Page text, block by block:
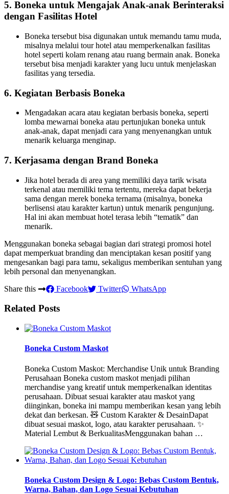
5. Boneka untuk Mengajak Anak-anak Berinteraksi
dengan Fasilitas Hotel
Boneka tersebut bisa digunakan untuk memandu tamu muda,
misalnya melalui tour hotel atau memperkenalkan fasilitas
hotel seperti kolam renang atau ruang bermain anak. Boneka
tersebut bisa menjadi karakter yang lucu untuk menjelaskan
fasilitas yang tersedia.
6. Kegiatan Berbasis Boneka
Mengadakan acara atau kegiatan berbasis boneka, seperti
lomba mewarnai boneka atau pertunjukan boneka untuk
anak-anak, dapat menjadi cara yang menyenangkan untuk
menarik keluarga menginap.
7. Kerjasama dengan Brand Boneka
Jika hotel berada di area yang memiliki daya tarik wisata
terkenal atau memiliki tema tertentu, mereka dapat bekerja
sama dengan merek boneka ternama (misalnya, boneka
berlisensi atau karakter kartun) untuk menarik pengunjung.
Hal ini akan membuat hotel terasa lebih “tematik” dan
menarik.
Menggunakan boneka sebagai bagian dari strategi promosi hotel
dapat memperkuat branding dan menciptakan kesan positif yang
mengesankan bagi para tamu, sekaligus memberikan sentuhan yang
lebih personal dan menyenangkan.
Share this
Facebook Twitter WhatsApp
Related Posts
Boneka Custom Maskot
Boneka Custom Maskot: Merchandise Unik untuk Branding
Perusahaan Boneka custom maskot menjadi pilihan
merchandise yang kreatif untuk memperkenalkan identitas
perusahaan. Dibuat sesuai karakter atau maskot yang
diinginkan, boneka ini mampu memberikan kesan yang lebih
dekat dan berkesan. 🧸 Custom Karakter & DesainDapat
dibuat sesuai maskot, logo, atau karakter perusahaan. ✨
Material Lembut & BerkualitasMenggunakan bahan …
Boneka Custom Design & Logo: Bebas Custom Bentuk,
Warna, Bahan, dan Logo Sesuai Kebutuhan